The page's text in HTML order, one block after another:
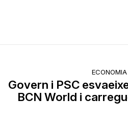
ECONOMIA
Govern i PSC
BCN World i